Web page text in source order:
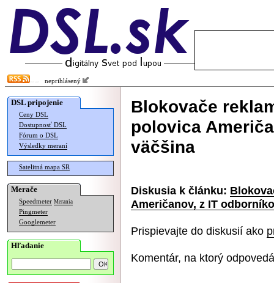
neprihlásený
DSL pripojenie
Ceny DSL
Dostupnosť DSL
Fórum o DSL
Výsledky meraní
Satelitná mapa SR
Merače
Speedmeter Merania
Pingmeter
Googlemeter
Hľadanie
Blokovače
polovica
väčšina
Diskusia k článku:
Američanov, z IT
Prispievajte do diskusií ako
Komentár, na ktorý